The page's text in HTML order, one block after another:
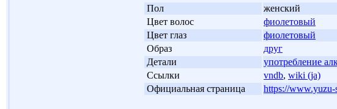
Пол
женский
Цвет волос
фиолетовый
Цвет глаз
фиолетовый
Образ
друг
Детали
употребление
Ссылки vndb, wiki (ja)
Официальная страница https://www.yuzu-